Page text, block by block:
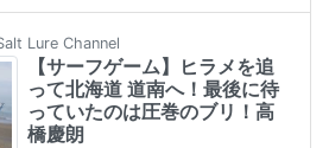
Lure Channel
【サーフゲーム】ヒラメを追
って北海道 道南へ！最後に待
っていたのは圧巻のブリ！高
橋慶朗